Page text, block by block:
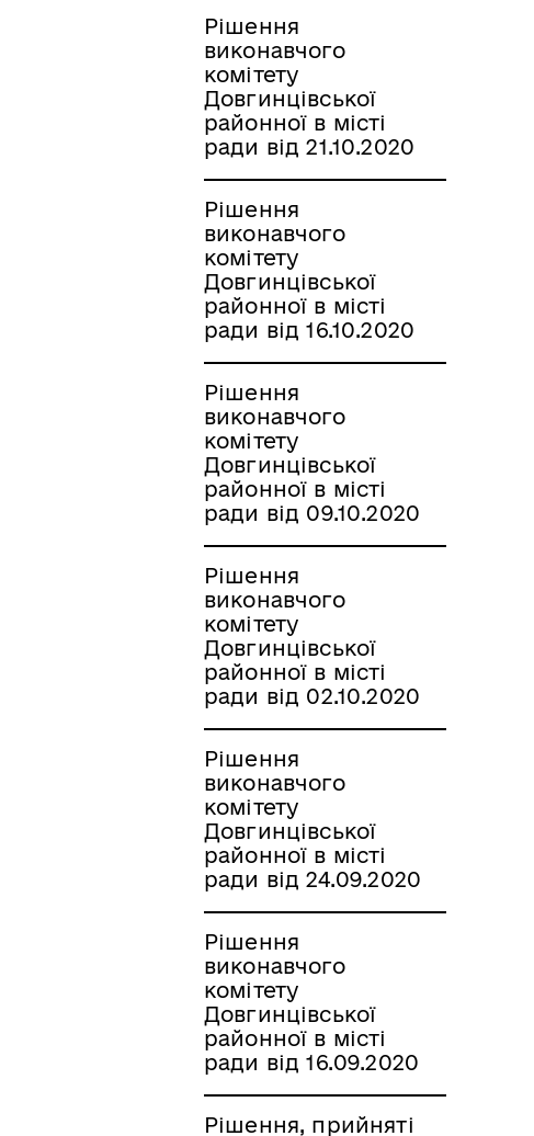
Рішення
виконавчого
комітету
Довгинцівської
районної в місті
ради від 21.10.2020
Рішення
виконавчого
комітету
Довгинцівської
районної в місті
ради від 16.10.2020
Рішення
виконавчого
комітету
Довгинцівської
районної в місті
ради від 09.10.2020
Рішення
виконавчого
комітету
Довгинцівської
районної в місті
ради від 02.10.2020
Рішення
виконавчого
комітету
Довгинцівської
районної в місті
ради від 24.09.2020
Рішення
виконавчого
комітету
Довгинцівської
районної в місті
ради від 16.09.2020
Рішення, прийняті